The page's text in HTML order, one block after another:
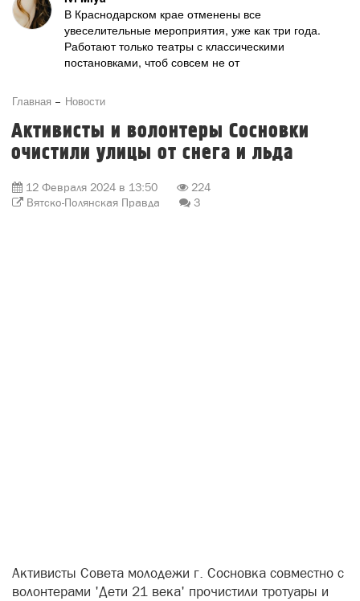
В Краснодарском крае отменены все
увеселительные мероприятия, уже как три года.
Работают только театры с классическими
постановками, чтоб совсем не от
Главная Новости
Активисты и волонтеры Сосновки
очистили улицы от снега и льда
12 Февраля 2024 в 13:50
224
Вятско-Полянская Правда
3
Активисты Совета молодежи г. Сосновка совместно с
волонтерами 'Дети 21 века' прочистили тротуары и